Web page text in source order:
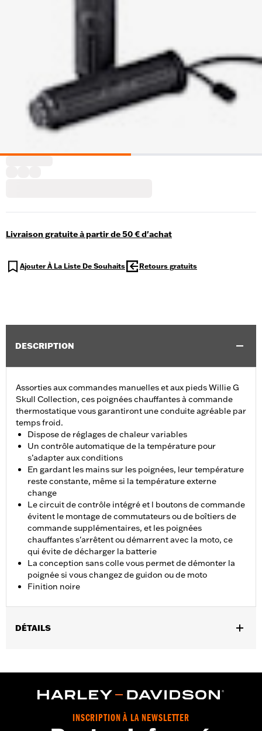
Livraison gratuite à partir de 50 € d'achat
Ajouter À La Liste De Souhaits Retours gratuits
DESCRIPTION
Assorties aux commandes manuelles et aux pieds Willie G
Skull Collection, ces poignées chauffantes à commande
thermostatique vous garantiront une conduite agréable par
temps froid.
Dispose de réglages de chaleur variables
Un contrôle automatique de la température pour
s’adapter aux conditions
En gardant les mains sur les poignées, leur température
reste constante, même si la température externe
change
Le circuit de contrôle intégré et l boutons de commande
évitent le montage de commutateurs ou de boîtiers de
commande supplémentaires, et les poignées
chauffantes s'arrêtent ou démarrent avec la moto, ce
qui évite de décharger la batterie
La conception sans colle vous permet de démonter la
poignée si vous changez de guidon ou de moto
Finition noire
DÉTAILS
de 2024 et FLHXU et FLTRXRRSE à partir de 2025) et Trike. Les
modèles Softail® de 2016 à 2017 nécessitent l'achat séparé du
kit de raccordement électrique P/N 72673-11. Les modèles
INSCRIPTION À LA NEWSLETTER